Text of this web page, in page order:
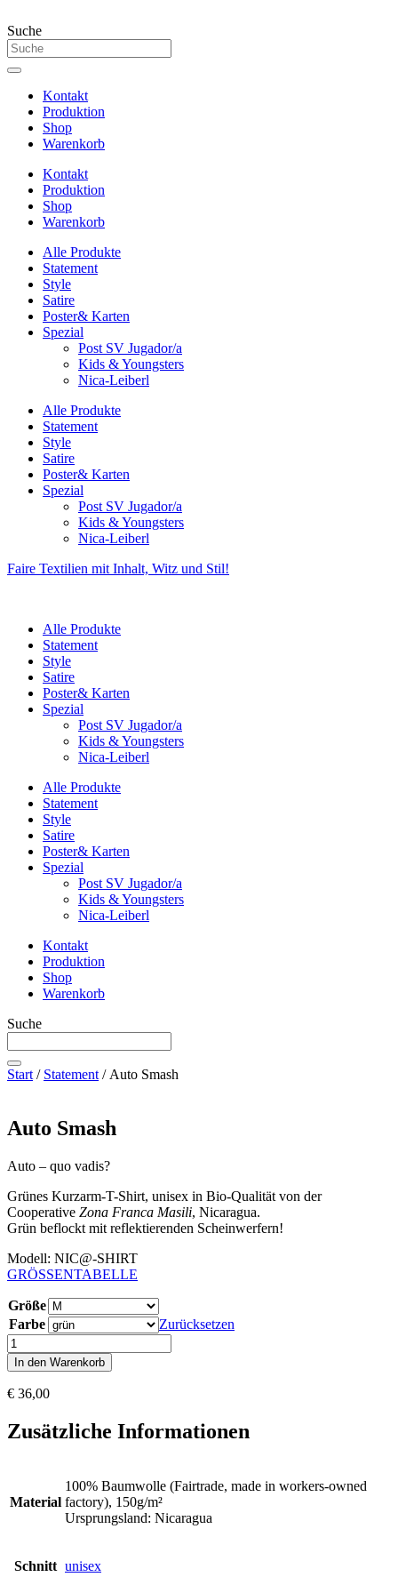
Suche
Kontakt
Produktion
Shop
Warenkorb
Kontakt
Produktion
Shop
Warenkorb
Alle Produkte
Statement
Style
Satire
Poster& Karten
Spezial
Post SV Jugador/a
Kids & Youngsters
Nica-Leiberl
Alle Produkte
Statement
Style
Satire
Poster& Karten
Spezial
Post SV Jugador/a
Kids & Youngsters
Nica-Leiberl
Faire Textilien mit Inhalt, Witz und Stil!
Alle Produkte
Statement
Style
Satire
Poster& Karten
Spezial
Post SV Jugador/a
Kids & Youngsters
Nica-Leiberl
Alle Produkte
Statement
Style
Satire
Poster& Karten
Spezial
Post SV Jugador/a
Kids & Youngsters
Nica-Leiberl
Kontakt
Produktion
Shop
Warenkorb
Suche
Start / Statement / Auto Smash
Auto Smash
Auto – quo vadis?
Grünes Kurzarm-T-Shirt, unisex in Bio-Qualität von der
Cooperative Zona Franca Masili, Nicaragua.
Grün beflockt mit reflektierenden Scheinwerfern!
Modell: NIC@-SHIRT
GRÖSSENTABELLE
Größe
Farbe
Zurücksetzen
Auto
Smash
Menge
In den Warenkorb
€ 36,00
Zusätzliche Informationen
Material
100% Baumwolle (Fairtrade, made in workers-owned
factory), 150g/m²
Ursprungsland: Nicaragua
Schnitt unisex